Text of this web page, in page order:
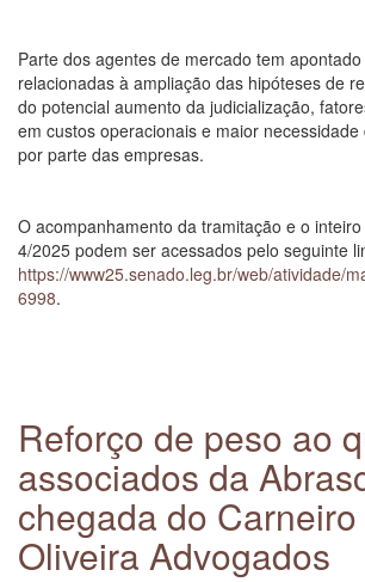
Parte dos agentes de mercado tem
relacionadas à ampliação das hipóteses de
do potencial aumento da judicialização,
em custos operacionais e maior
por parte das empresas.
O acompanhamento da tramitação e o inteiro
4/2025 podem ser acessados pelo seguinte
https://www25.senado.leg.br/web/atividade/
6998.
Reforço de peso ao
associados da
chegada do
Oliveira Advogados